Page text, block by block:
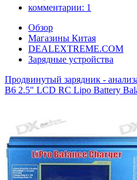
комментарии: 1
Обзор
Магазины Китая
DEALEXTREME.COM
Зарядные устройства
Продвинутый зарядник -
B6 2.5" LCD RC Lipo Battery